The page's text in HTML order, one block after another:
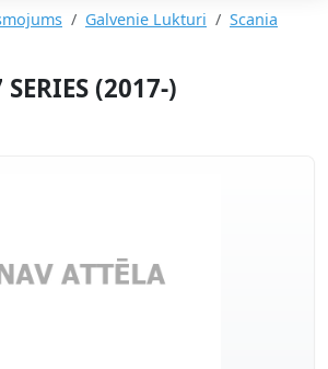
Galvenie Lukturi
Scania
SERIES (2017-)